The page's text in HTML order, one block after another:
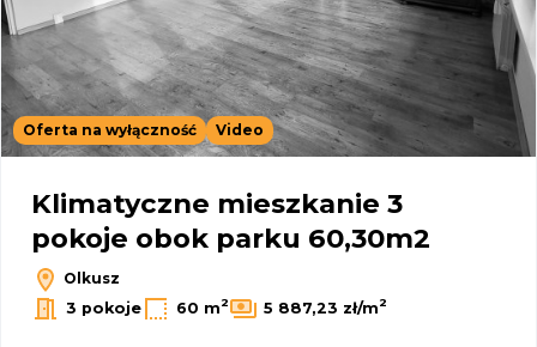
Oferta na wyłączność Video
Klimatyczne mieszkanie 3
pokoje obok parku 60,30m2
Olkusz
3 pokoje
60 m2 5 887,23 zł/m2